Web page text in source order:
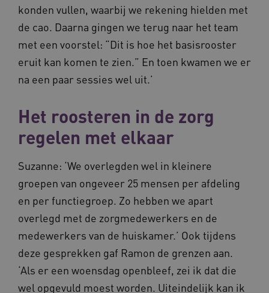
konden vullen, waarbij we rekening hielden met
de cao. Daarna gingen we terug naar het team
met een voorstel: “Dit is hoe het basisrooster
eruit kan komen te zien.” En toen kwamen we er
na een paar sessies wel uit.’
Het roosteren in de zorg
regelen met elkaar
Suzanne: ‘We overlegden wel in kleinere
groepen van ongeveer 25 mensen per afdeling
en per functiegroep. Zo hebben we apart
overlegd met de zorgmedewerkers en de
medewerkers van de huiskamer.’ Ook tijdens
deze gesprekken gaf Ramon de grenzen aan.
‘Als er een woensdag openbleef, zei ik dat die
wel opgevuld moest worden. Uiteindelijk kan ik
VISITOR_PRIVACY_METADATA
YouTube
.youtube.com
AWSALBCORS
Amazon.com Inc.
vilans.blueconic.net